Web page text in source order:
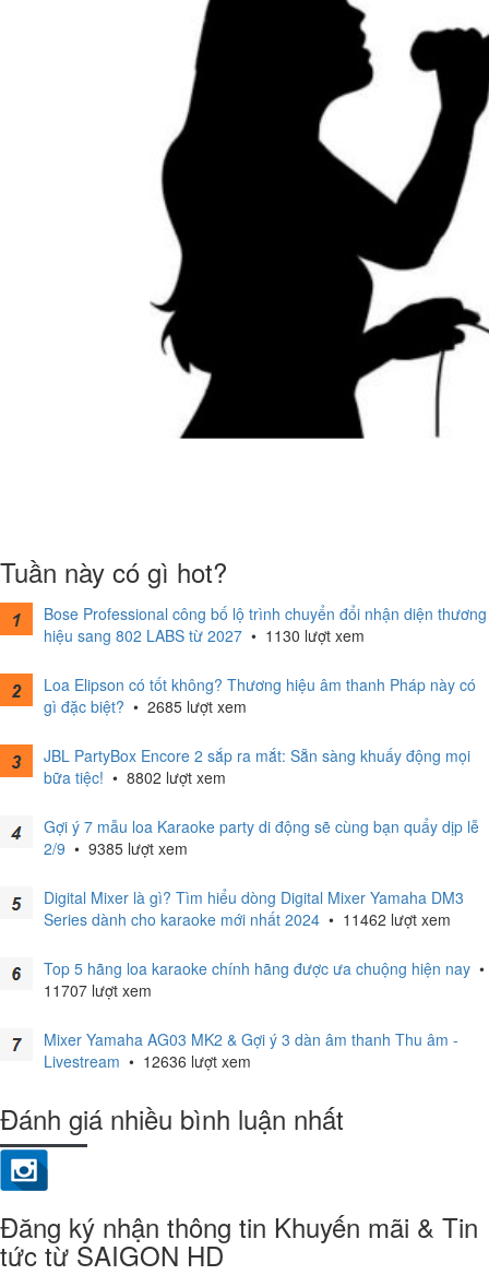
Tuần này có gì hot?
Bose Professional công bố lộ trình chuyển đổi nhận diện thương
hiệu sang 802 LABS từ 2027 • 1130 lượt xem
Loa Elipson có tốt không? Thương hiệu âm thanh Pháp này có
gì đặc biệt? • 2685 lượt xem
JBL PartyBox Encore 2 sắp ra mắt: Sẵn sàng khuấy động mọi
bữa tiệc! • 8802 lượt xem
Gợi ý 7 mẫu loa Karaoke party di động sẽ cùng bạn quẩy dịp lễ
2/9 • 9385 lượt xem
Digital Mixer là gì? Tìm hiểu dòng Digital Mixer Yamaha DM3
Series dành cho karaoke mới nhất 2024 • 11462 lượt xem
Top 5 hãng loa karaoke chính hãng được ưa chuộng hiện nay •
11707 lượt xem
Mixer Yamaha AG03 MK2 & Gợi ý 3 dàn âm thanh Thu âm -
Livestream • 12636 lượt xem
Đánh giá nhiều bình luận nhất
Đăng ký nhận thông tin Khuyến mãi & Tin
tức từ SAIGON HD